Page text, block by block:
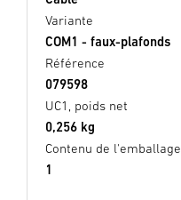
Variante
COM1 - faux-plafonds
Référence
079598
UC1, poids net
0,256 kg
Contenu de l'emballage
1